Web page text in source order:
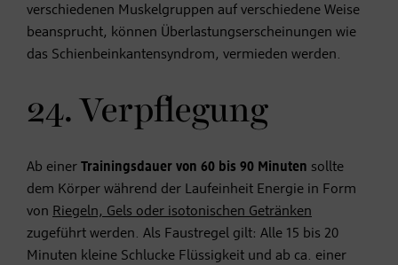
verschiedenen Muskelgruppen auf verschiedene Weise
beansprucht, können Überlastungserscheinungen wie
das Schienbeinkantensyndrom, vermieden werden.
24. Verpflegung
Ab einer Trainingsdauer von 60 bis 90 Minuten sollte
dem Körper während der Laufeinheit Energie in Form
von Riegeln, Gels oder isotonischen Getränken
zugeführt werden. Als Faustregel gilt: Alle 15 bis 20
Minuten kleine Schlucke Flüssigkeit und ab ca. einer